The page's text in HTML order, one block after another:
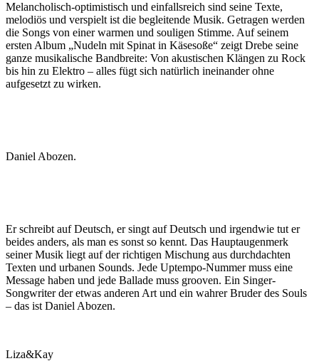
Melancholisch-optimistisch und einfallsreich sind seine Texte,
melodiös und verspielt ist die begleitende Musik. Getragen werden
die Songs von einer warmen und souligen Stimme. Auf seinem
ersten Album „Nudeln mit Spinat in Käsesoße“ zeigt Drebe seine
ganze musikalische Bandbreite: Von akustischen Klängen zu Rock
bis hin zu Elektro – alles fügt sich natürlich ineinander ohne
aufgesetzt zu wirken.
Daniel Abozen.
Er schreibt auf Deutsch, er singt auf Deutsch und irgendwie tut er
beides anders, als man es sonst so kennt. Das Hauptaugenmerk
seiner Musik liegt auf der richtigen Mischung aus durchdachten
Texten und urbanen Sounds. Jede Uptempo-Nummer muss eine
Message haben und jede Ballade muss grooven. Ein Singer-
Songwriter der etwas anderen Art und ein wahrer Bruder des Souls
– das ist Daniel Abozen.
Liza&Kay